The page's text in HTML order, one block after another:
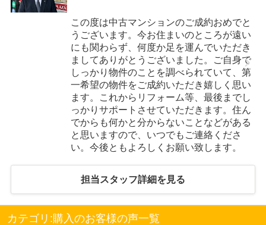
この度は中古マンションのご成約おめでと
うございます。今お住まいのところが遠い
にも関わらず、何度か足を運んでいただき
ましてありがとうございました。ご自身で
しっかり物件のことを調べられていて、第
一希望の物件をご成約いただき嬉しく思い
ます。これからリフォーム等、最後までし
っかりサポートさせていただきます。住ん
でからも何かと分からないことなどがある
と思いますので、いつでもご連絡くださ
い。今後ともよろしくお願い致します。
担当スタッフ詳細を見る
カテゴリ:購入のお客様の声一覧